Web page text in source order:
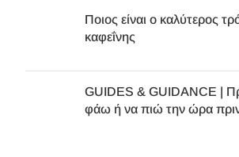
Ποιος είναι ο καλύτερος
καφεΐνης
GUIDES & GUIDANCE |
φάω ή να πιώ την ώρα